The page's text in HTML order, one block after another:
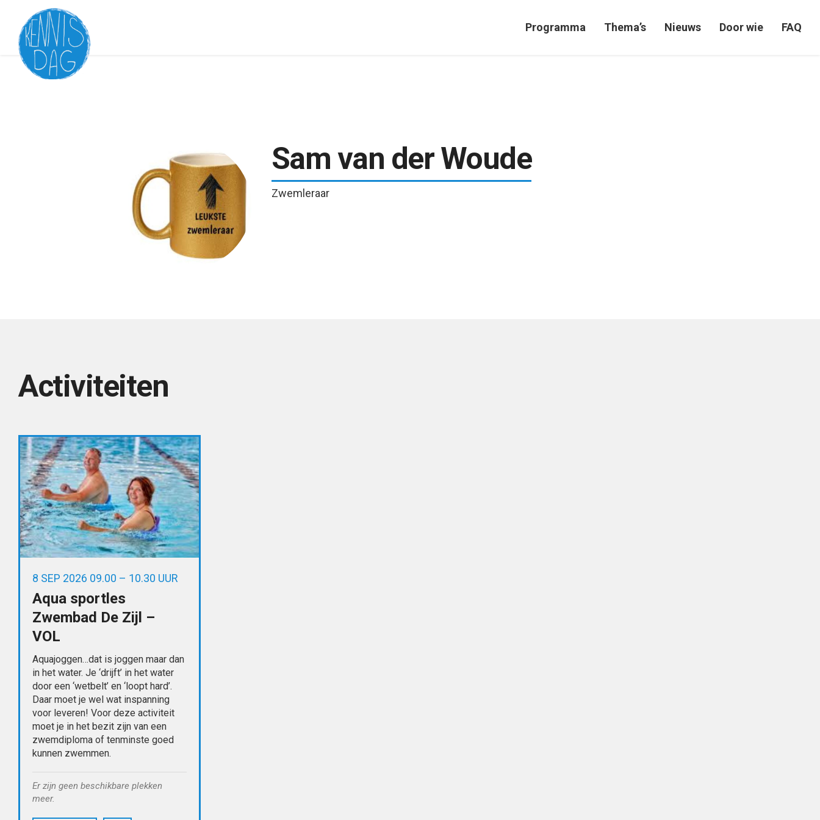
Programma Thema’s Nieuws Door wie FAQ
Sam van der Woude
Zwemleraar
Activiteiten
8 SEP 2026 09.00 – 10.30 UUR
Aqua sportles
Zwembad De Zijl –
VOL
Aquajoggen…dat is joggen maar dan
in het water. Je ‘drijft’ in het water
door een ‘wetbelt’ en ‘loopt hard’.
Daar moet je wel wat inspanning
voor leveren! Voor deze activiteit
moet je in het bezit zijn van een
zwemdiploma of tenminste goed
kunnen zwemmen.
Er zijn geen beschikbare plekken
meer.